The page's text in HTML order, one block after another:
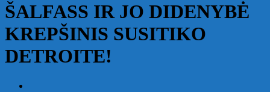
ŠALFASS IR JO DIDENYBĖ
KREPŠINIS SUSITIKO
DETROITE!